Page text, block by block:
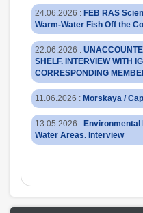
24.06.2026 : FEB RAS
Warm-Water Fish Off the
22.06.2026 :
SHELF. INTERVIEW WITH
CORRESPONDING
11.06.2026 : Morskaya /
13.05.2026 :
Water Areas. Interview